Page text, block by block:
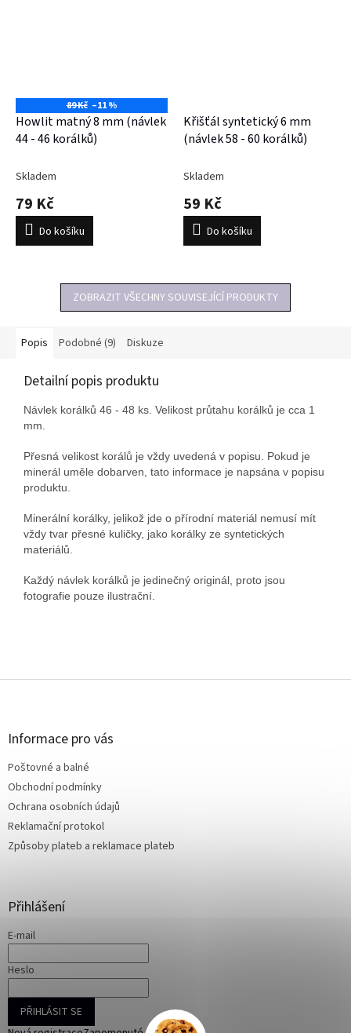
89 Kč –11 %
Howlit matný 8 mm (návlek
44 - 46 korálků)
Skladem
79 Kč
Do košíku
Křišťál syntetický 6 mm
(návlek 58 - 60 korálků)
Skladem
59 Kč
Do košíku
ZOBRAZIT VŠECHNY SOUVISEJÍCÍ PRODUKTY
Popis Podobné (9) Diskuze
Detailní popis produktu
Návlek korálků 46 - 48 ks. Velikost průtahu korálků je cca 1
mm.
Přesná velikost korálů je vždy uvedená v popisu. Pokud je
minerál uměle dobarven, tato informace je napsána v popisu
produktu.
Minerální korálky, jelikož jde o přírodní materiál nemusí mít
vždy tvar přesné kuličky, jako korálky ze syntetických
materiálů.
Každý návlek korálků je jedinečný originál, proto jsou
fotografie pouze ilustrační.
Z
Informace pro vás
Poštovné a balné
Obchodní podmínky
Ochrana osobních údajů
Reklamační protokol
Způsoby plateb a reklamace plateb
Přihlášení
E-mail
Heslo
PŘIHLÁSIT SE